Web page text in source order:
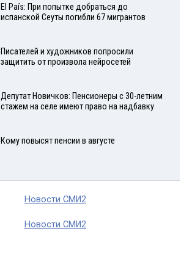
El País: При попытке добраться до
испанской Сеуты погибли 67 мигрантов
Писателей и художников попросили
защитить от произвола нейросетей
Депутат Новичков: Пенсионеры с 30-летним
стажем на селе имеют право на надбавку
Кому повысят пенсии в августе
Новости СМИ2
Новости СМИ2